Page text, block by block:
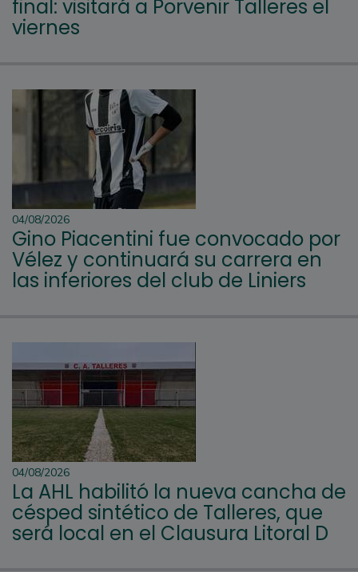
final: visitará a Porvenir Talleres el
viernes
04/08/2026
Gino Piacentini fue convocado por
Vélez y continuará su carrera en
las inferiores del club de Liniers
04/08/2026
La AHL habilitó la nueva cancha de
césped sintético de Talleres, que
será local en el Clausura Litoral D